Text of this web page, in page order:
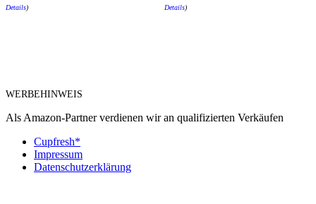
Details) Details)
WERBEHINWEIS
Als Amazon-Partner verdienen wir an qualifizierten Verkäufen
Cupfresh*
Impressum
Datenschutzerklärung